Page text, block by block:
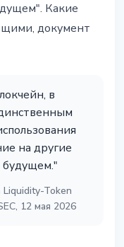
Какие
документ
в
на другие
будущем."
Liquidity-Token
12 мая 2026